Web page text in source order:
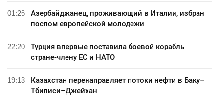
01:26
Азербайджанец, проживающий в Италии, избран
послом европейской молодежи
22:20
Турция впервые поставила боевой корабль
стране-члену ЕС и НАТО
19:18
Казахстан перенаправляет потоки нефти в Баку–
Тбилиси–Джейхан